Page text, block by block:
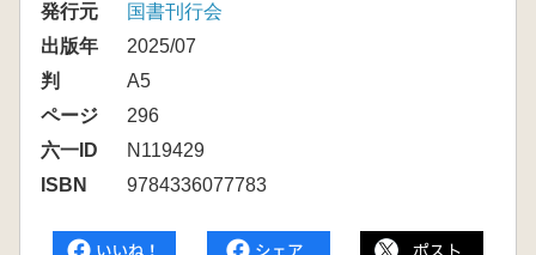
発行元
国書刊行会
出版年
2025/07
判
A5
ページ
296
六一ID
N119429
ISBN
9784336077783